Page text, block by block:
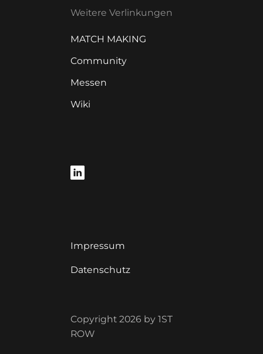
Weitere Verlinkungen
MATCH MAKING
Community
Messen
Wiki
Impressum
Datenschutz
Copyright 2026 by 1ST
ROW